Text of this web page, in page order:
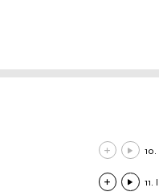
11.